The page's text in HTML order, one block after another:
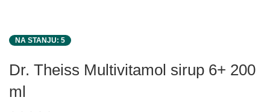
NA STANJU: 5
Dr. Theiss Multivitamol sirup 6+ 200
ml